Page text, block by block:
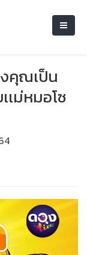
คุณเป็น
เม่หมอโซ